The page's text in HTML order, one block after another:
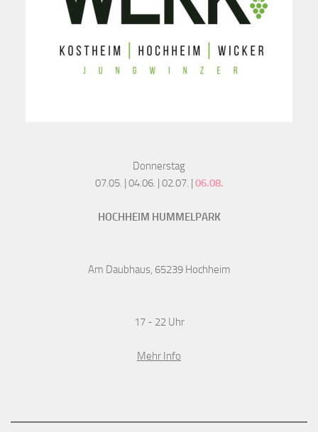
Donnerstag
07.05. | 04.06. | 02.07. | 06.08.
HOCHHEIM HUMMELPARK
Am Daubhaus, 65239 Hochheim
17 - 22 Uhr
Mehr Info